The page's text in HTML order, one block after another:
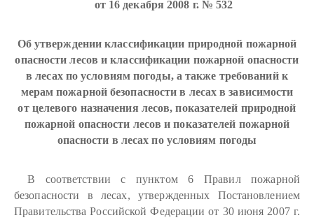
от 16 декабря 2008 г. № 532
Об утверждении классификации природной пожарной
опасности лесов и классификации пожарной опасности
в лесах по условиям погоды, а также требований к
мерам пожарной безопасности в лесах в зависимости
от целевого назначения лесов, показателей природной
пожарной опасности лесов и показателей пожарной
опасности в лесах по условиям погоды
В соответствии с пунктом 6 Правил пожарной
безопасности в лесах, утвержденных Постановлением
Правительства Российской Федерации от 30 июня 2007 г.